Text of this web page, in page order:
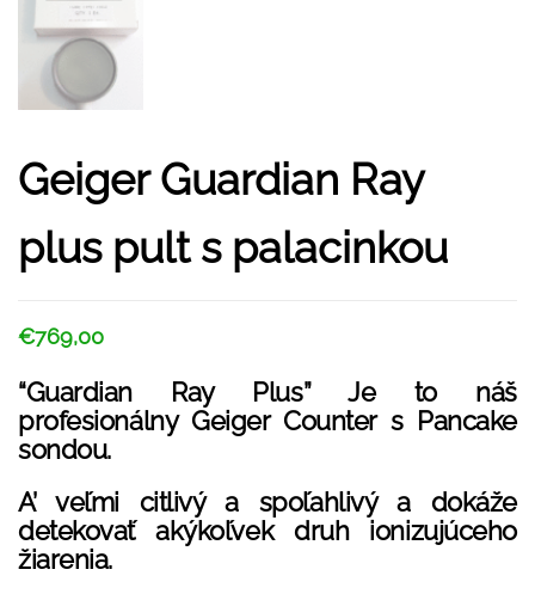
Geiger Guardian Ray
plus pult s palacinkou
€769,00
“Guardian Ray Plus” Je to náš
profesionálny Geiger Counter s Pancake
sondou.
A’ veľmi citlivý a spoľahlivý a dokáže
detekovať akýkoľvek druh ionizujúceho
žiarenia.